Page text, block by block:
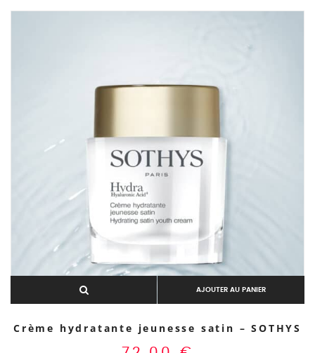
AJOUTER AU PANIER
Crème hydratante jeunesse satin – SOTHYS